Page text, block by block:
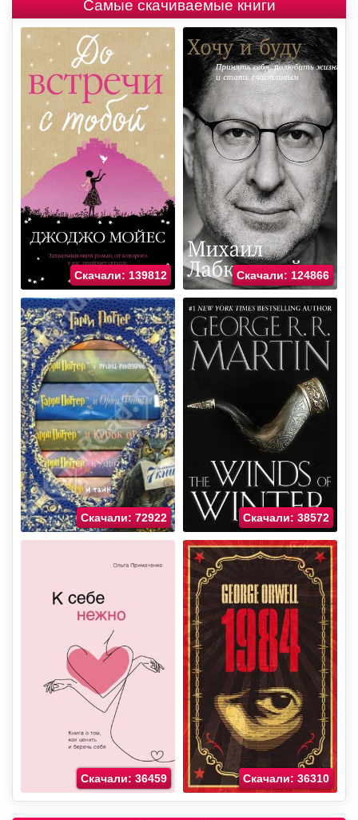
Самые скачиваемые книги
Скачали: 139812 Скачали: 124866
Скачали: 72922 Скачали: 38572
Скачали: 36459 Скачали: 36310